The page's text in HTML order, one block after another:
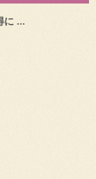
に ...